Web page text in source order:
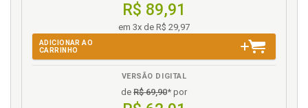
R$ 89,91
em 3x de R$ 29,97
ADICIONAR AO
CARRINHO
VERSÃO DIGITAL
de R$ 69,90* por